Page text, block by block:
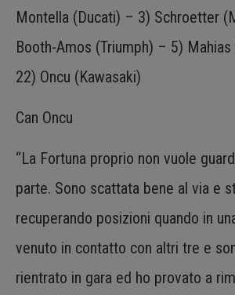
Montella (Ducati) – 3) Schroetter
Booth-Amos (Triumph) – 5) Mahias
22) Oncu (Kawasaki)
Can Oncu
“La Fortuna proprio non vuole
parte. Sono scattata bene al via e
recuperando posizioni quando in
venuto in contatto con altri tre e
rientrato in gara ed ho provato a